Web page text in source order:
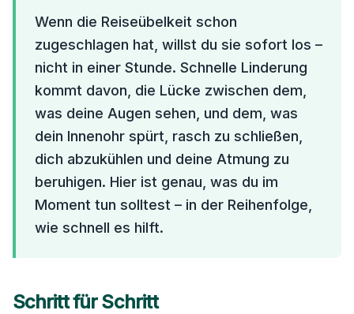
Wenn die Reiseübelkeit schon
zugeschlagen hat, willst du sie sofort los –
nicht in einer Stunde. Schnelle Linderung
kommt davon, die Lücke zwischen dem,
was deine Augen sehen, und dem, was
dein Innenohr spürt, rasch zu schließen,
dich abzukühlen und deine Atmung zu
beruhigen. Hier ist genau, was du im
Moment tun solltest – in der Reihenfolge,
wie schnell es hilft.
Schritt für Schritt